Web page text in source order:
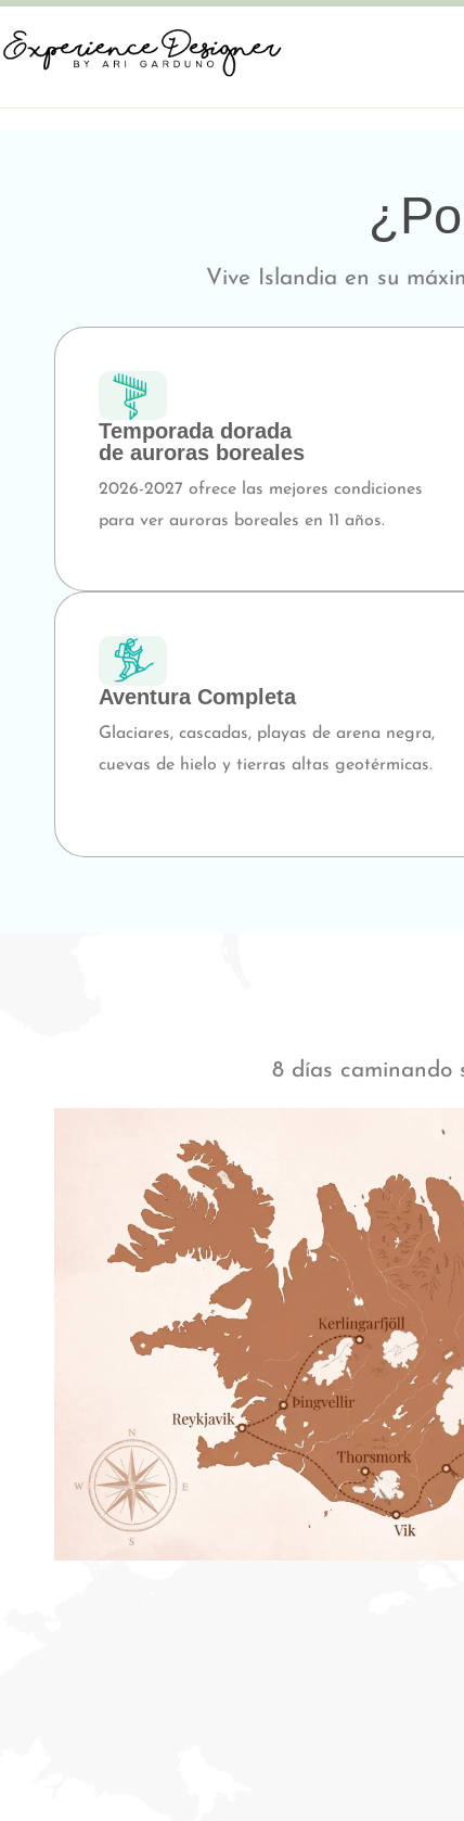
Vive Islandia en su
Temporada dorada
de auroras boreales
2026-2027 ofrece las mejores condiciones
para ver auroras boreales en 11 años.
Aventura Completa
Glaciares, cascadas, playas de arena negra,
cuevas de hielo y tierras altas geotérmicas.
8 días caminando